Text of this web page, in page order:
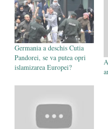
Germania a deschis Cutia
Pandorei, se va putea opri
islamizarea Europei?